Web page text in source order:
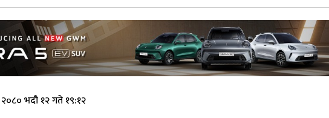
२०८० भदौ १२ गते १९:१२